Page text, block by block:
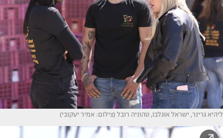
ליהיא גרינר, ישראל אוגלבו, טהוניה רובל (צילום: אמיר יעקובי)